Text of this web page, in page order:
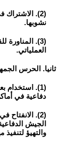
(2).
نشوبها.
(3).
العملياتي.
ثانيا. الحرس
(1).
دفاعية في
(2). الانفتاح
الجيش
والتهيؤ